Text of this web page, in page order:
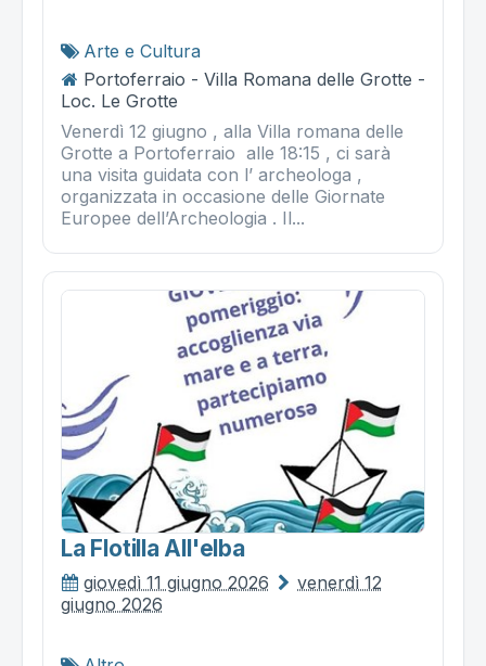
Arte e Cultura
Portoferraio - Villa Romana delle Grotte -
Loc. Le Grotte
Venerdì 12 giugno , alla Villa romana delle
Grotte a Portoferraio alle 18:15 , ci sarà
una visita guidata con l’ archeologa ,
organizzata in occasione delle Giornate
Europee dell’Archeologia . Il...
La Flotilla All'elba
giovedì 11 giugno 2026
venerdì 12
giugno 2026